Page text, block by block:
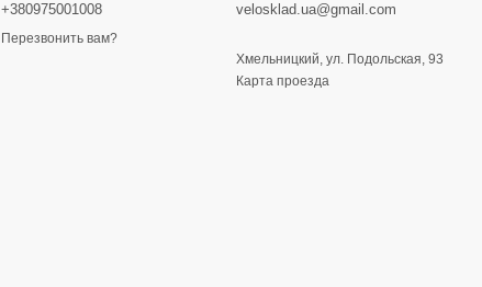
+380975001008
Перезвонить вам?
velosklad.ua@gmail.com
Хмельницкий, ул. Подольская, 93
Карта проезда